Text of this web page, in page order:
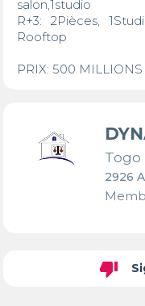
salon,1studio
R+3: 2Pièces,
Rooftop
PRIX: 500 MILLIONS
Togo
2926
thumb_down